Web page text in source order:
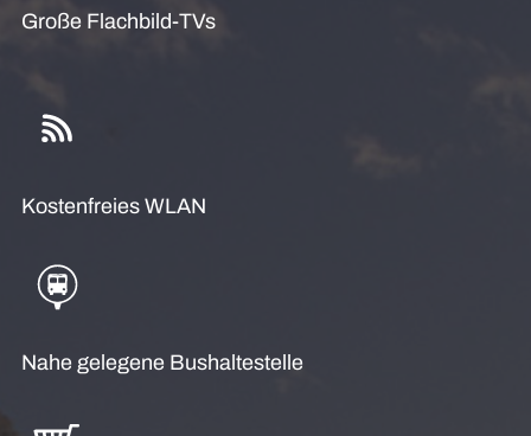
Große Flachbild-TVs
Kostenfreies WLAN
Nahe gelegene Bushaltestelle